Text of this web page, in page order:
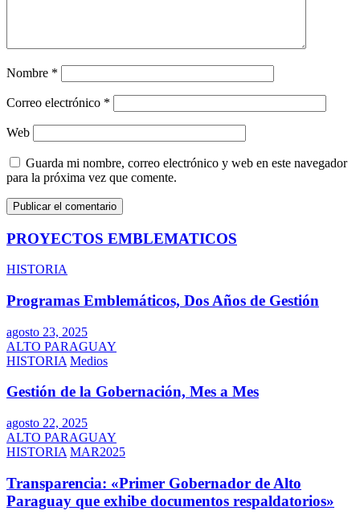
Nombre *
Correo electrónico *
Web
Guarda mi nombre, correo electrónico y web en este navegador
para la próxima vez que comente.
PROYECTOS EMBLEMATICOS
HISTORIA
Programas Emblemáticos, Dos Años de Gestión
agosto 23, 2025
ALTO PARAGUAY
HISTORIA Medios
Gestión de la Gobernación, Mes a Mes
agosto 22, 2025
ALTO PARAGUAY
HISTORIA MAR2025
Transparencia: «Primer Gobernador de Alto
Paraguay que exhibe documentos respaldatorios»